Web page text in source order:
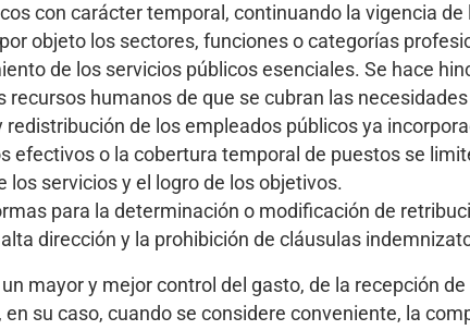
con carácter temporal, continuando la vigencia de
objeto los sectores, funciones o categorías
de los servicios públicos esenciales. Se hace
humanos de que se cubran las necesidades
de los empleados públicos ya
efectivos o la cobertura temporal de puestos se
servicios y el logro de los objetivos.
para la determinación o modificación de
dirección y la prohibición de cláusulas
mayor y mejor control del gasto, de la recepción de
su caso, cuando se considere conveniente, la